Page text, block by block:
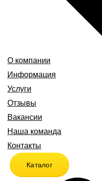
О компании
Информация
Услуги
Отзывы
Вакансии
Наша команда
Контакты
Каталог